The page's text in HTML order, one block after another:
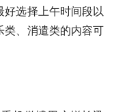
好选择上午时间段以
类、消遣类的内容可